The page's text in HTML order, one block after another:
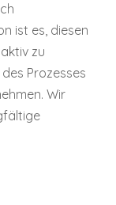
ist es, diesen
zu
Prozesses
Wir